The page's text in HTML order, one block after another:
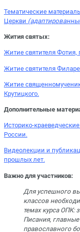
Тематические
Церкви
Жития святых:
Житие святителя Фотия,
Житие святителя
Житие
Крутицкого.
Дополнительные
Историко-
России.
Видеолекции и
прошлых лет.
Важно для участников:
Для успешного
классов
темах курса ОПК:
Писания,
православного